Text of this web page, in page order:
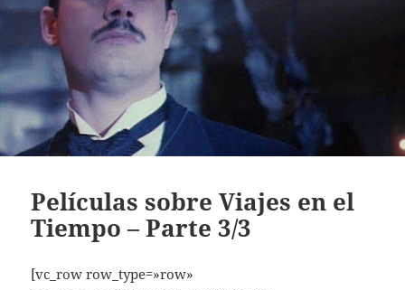
Películas sobre Viajes en el
Tiempo – Parte 3/3
[vc_row row_type=»row»